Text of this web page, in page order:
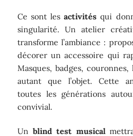
Ce sont lesactivités qui
singularité. Un atelier
transforme l’ambiance :
décorer un accessoire qui
Masques, badges,
autant que l’objet. Cette
toutes les générations
convivial.
Un blind test musicalmettra